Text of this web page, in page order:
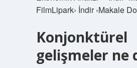
FilmLipark› İndir ›Makale
Konjonktürel
gelişmeler ne